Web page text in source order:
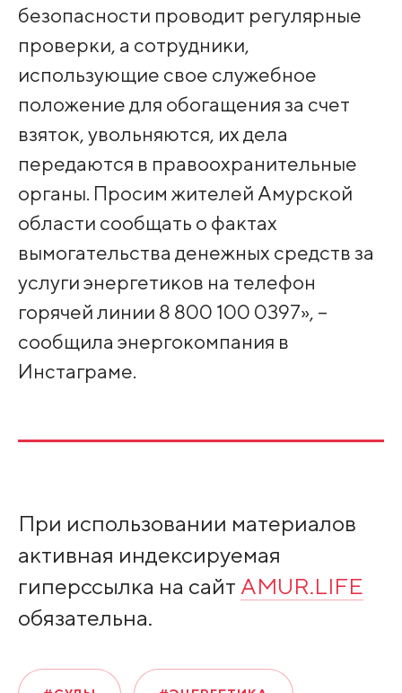
безопасности проводит регулярные
проверки, а сотрудники,
использующие свое служебное
положение для обогащения за счет
взяток, увольняются, их дела
передаются в правоохранительные
органы. Просим жителей Амурской
области сообщать о фактах
вымогательства денежных средств за
услуги энергетиков на телефон
горячей линии 8 800 100 0397», –
сообщила энергокомпания в
Инстаграме.
При использовании материалов
активная индексируемая
гиперссылка на сайт AMUR.LIFE
обязательна.